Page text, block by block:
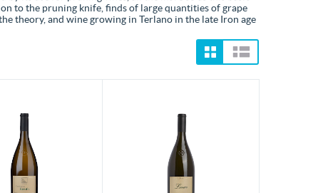
to the pruning knife, finds of large quantities of grape
theory, and wine growing in Terlano in the late Iron age